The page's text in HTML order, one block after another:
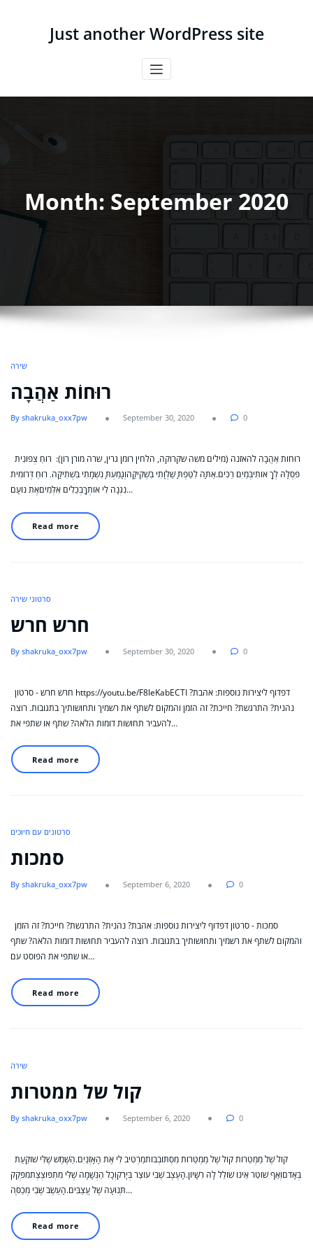
Just another WordPress site
Month: September 2020
שירה
רוּחוֹת אַהֲבָה
By shakruka_oxx7pw September 30, 2020 0
פִּסְלָהּ לְךָ אוֹתִיבְּמַיִם רַכִּים.אַתָּה לִטַּפְתָּ שַׁלְוָתִי בִּשְׁקִיקָהוְגָמַעְתָּ נִשְׁמָתִי בִּשְׁתִיקָה. רוּחַ דְּרוֹמִית
נִגְּנָה לִי אוֹתְךָבְּכֵלִים אִלְּמִיםאֶת נוֹעָם…
Read more
סרטוני שירה
חרש חרש
By shakruka_oxx7pw September 30, 2020 0
נהנית? התרגשת? חייכת? זה הזמן והמקום לשתף את רשמיך ותחושותיך בתגובות. רוצה
להעביר תחושות דומות הלאה? שתף או שתפי את…
Read more
סרטונים עם חיוכים
סמכות
By shakruka_oxx7pw September 6, 2020 0
והמקום לשתף את רשמיך ותחושותיך בתגובות. רוצה להעביר תחושות דומות הלאה? שתף
או שתפי את הפוסט עם…
Read more
שירה
קול של ממטרות
By shakruka_oxx7pw September 6, 2020 0
בְּאָדֹםוְאַף שׁוֹטֵר אֵינוֹ שׁוֹלֵל לָהּ רִשָּׁיוֹן.הָעֶצֶב שֶׁבִּי עוֹצֵר בְּיָרֹקוְכָל הַנְּשָׁמָה שֶׁלִּי מִתְפּוֹצֶצֶתמִפְּקַק
תְּנוּעָה שֶׁל עֲצַבִּים.הָעֵשֶׂב שֶׁבִי מְכַסֶּה…
Read more